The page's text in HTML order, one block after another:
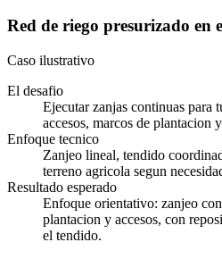
Red de riego presurizado en
Caso ilustrativo
El desafio
Ejecutar zanjas continuas para
accesos, marcos de plantacion
Enfoque tecnico
Zanjeo lineal, tendido
terreno agricola segun
Resultado esperado
Enfoque orientativo: zanjeo
plantacion y accesos, con
el tendido.